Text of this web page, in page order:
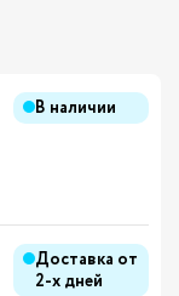
В наличии
Доставка от
2-х дней